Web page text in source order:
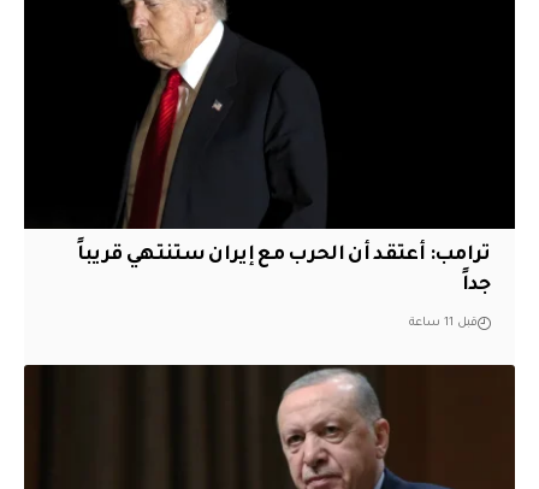
‏ترامب: أعتقد أن الحرب مع إيران ستنتهي قريباً
جداً
قبل 11 ساعة